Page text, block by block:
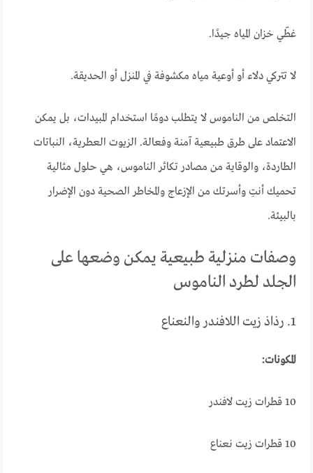
غطّي خزان المياه جيدًا.
لا تتركي دلاء أو أوعية مياه مكشوفة في المنزل أو الحديقة.
التخلص من الناموس لا يتطلب دومًا استخدام المبيدات، بل يمكن
الاعتماد على طرق طبيعية آمنة وفعالة. الزيوت العطرية، النباتات
الطاردة، والوقاية من مصادر تكاثر الناموس، هي حلول مثالية
تحميك أنتِ وأسرتك من الإزعاج والمخاطر الصحية دون الإضرار
بالبيئة.
وصفات منزلية طبيعية يمكن وضعها على
الجلد لطرد الناموس
1. رذاذ زيت اللافندر والنعناع
المكونات:
10 قطرات زيت لافندر
10 قطرات زيت نعناع